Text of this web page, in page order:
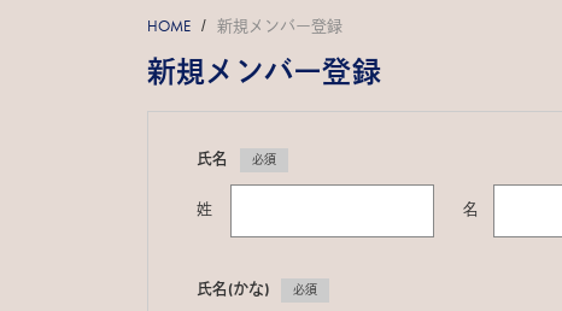
HOME / 新規メンバー登録
新規メンバー登録
氏名 必須
姓 名
氏名(かな) 必須